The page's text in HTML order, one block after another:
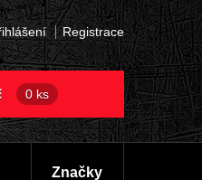
Registrace
0 ks
Značky